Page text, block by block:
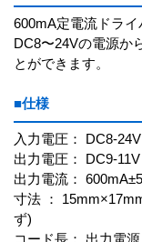
600mA定電流ドライ
DC8〜24Vの電源か
とができます。
■仕様
入力電圧： DC8-24V
出力電圧： DC9-11V
出力電流：
寸法 ：
ず)
コード長： 出力電源